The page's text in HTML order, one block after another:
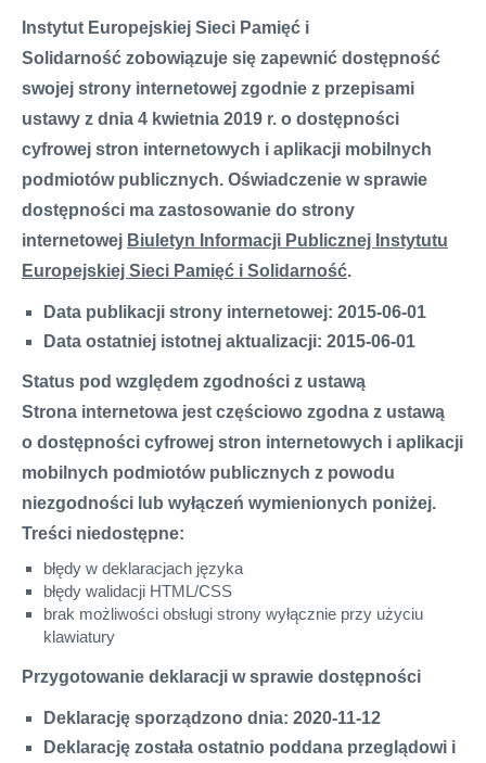
Instytut Europejskiej Sieci Pamięć i
Solidarność zobowiązuje się zapewnić dostępność
swojej strony internetowej zgodnie z przepisami
ustawy z dnia 4 kwietnia 2019 r. o dostępności
cyfrowej stron internetowych i aplikacji mobilnych
podmiotów publicznych. Oświadczenie w sprawie
dostępności ma zastosowanie do strony
internetowej Biuletyn Informacji Publicznej Instytutu
Europejskiej Sieci Pamięć i Solidarność.
Data publikacji strony internetowej: 2015-06-01
Data ostatniej istotnej aktualizacji: 2015-06-01
Status pod względem zgodności z ustawą
Strona internetowa jest częściowo zgodna z ustawą
o dostępności cyfrowej stron internetowych i aplikacji
mobilnych podmiotów publicznych z powodu
niezgodności lub wyłączeń wymienionych poniżej.
Treści niedostępne:
błędy w deklaracjach języka
błędy walidacji HTML/CSS
brak możliwości obsługi strony wyłącznie przy użyciu
klawiatury
Przygotowanie deklaracji w sprawie dostępności
Deklarację sporządzono dnia: 2020-11-12
Deklarację została ostatnio poddana przeglądowi i